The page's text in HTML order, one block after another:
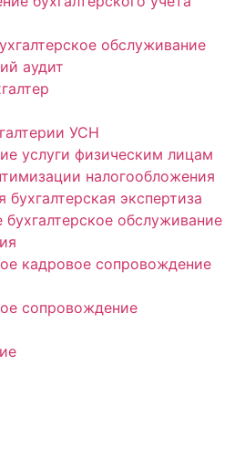
обслуживание
аудит
УСН
услуги физическим лицам
налогообложения
бухгалтерская экспертиза
бухгалтерское обслуживание
кадровое сопровождение
сопровождение